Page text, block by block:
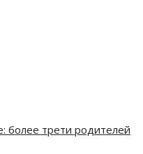
более трети родителей